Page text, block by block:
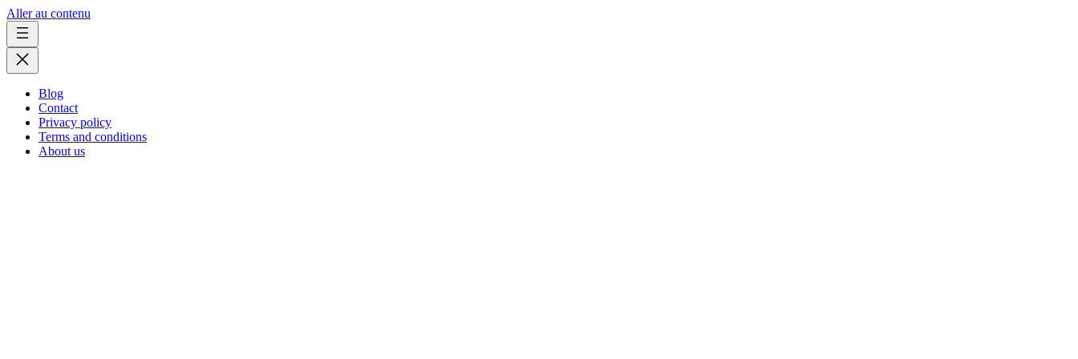
Aller au contenu
Blog
Contact
Privacy policy
Terms and conditions
About us